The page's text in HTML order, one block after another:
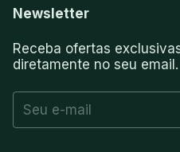
Newsletter
Receba ofertas
diretamente no seu email.